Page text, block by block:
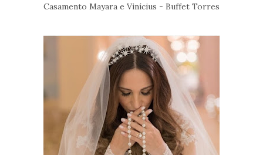
Casamento Mayara e Vinícius - Buffet Torres